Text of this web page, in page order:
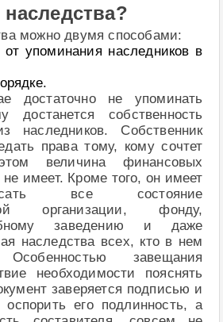
можно двумя способами:
от упоминания наследников в
достаточно не упоминать
собственность
наследников. Собственник
права тому, кому сочтет
величина финансовых
не имеет. Кроме того, он имеет
все состояние
организации, фонду,
заведению и даже
наследства всех, кто в нем
Особенностью завещания
необходимости пояснять
заверяется подписью и
его подлинность, а